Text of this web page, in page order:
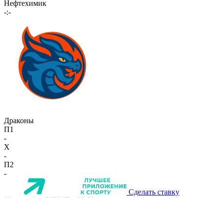
Нефтехимик
-:-
Драконы
П1
-
X
-
П2
-
Сделать ставку